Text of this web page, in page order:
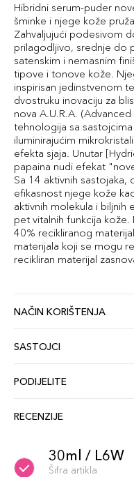
Hibridni serum-puder
šminke i njege kože
Zahvaljujući podesivom
prilagodljivo, srednje do
satenskim i nemasnim
tipove i tonove kože.
inspirisan jedinstvenom
dvostruku inovaciju za
nova A.U.R.A.
tehnologija sa
iluminirajućim
efekta sjaja. Unutar
papaina nudi efekat
Sa 14 aktivnih sastojaka,
efikasnost njege kože
aktivnih molekula i biljnih
pet vitalnih funkcija
40% recikliranog
materijala koji se mogu
recikliran materijal
NAČIN KORIŠTENJA
SASTOJCI
PODIJELITE
RECENZIJE
30ml / L6W
Šifra artikla